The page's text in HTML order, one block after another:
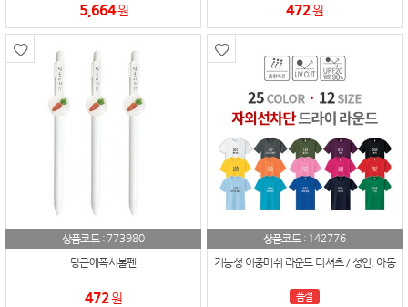
5,664원 472원
상품코드 : 773980
당근에폭시볼펜
472원
상품코드 : 142776
기능성 이중메쉬 라운드 티셔츠 / 성인, 아동
품절